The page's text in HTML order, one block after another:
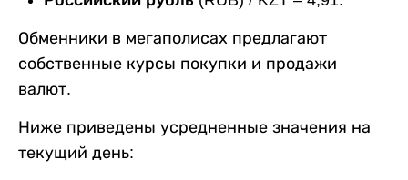
Обменники в мегаполисах предлагают
собственные курсы покупки и продажи
валют.
Ниже приведены усредненные значения на
текущий день: